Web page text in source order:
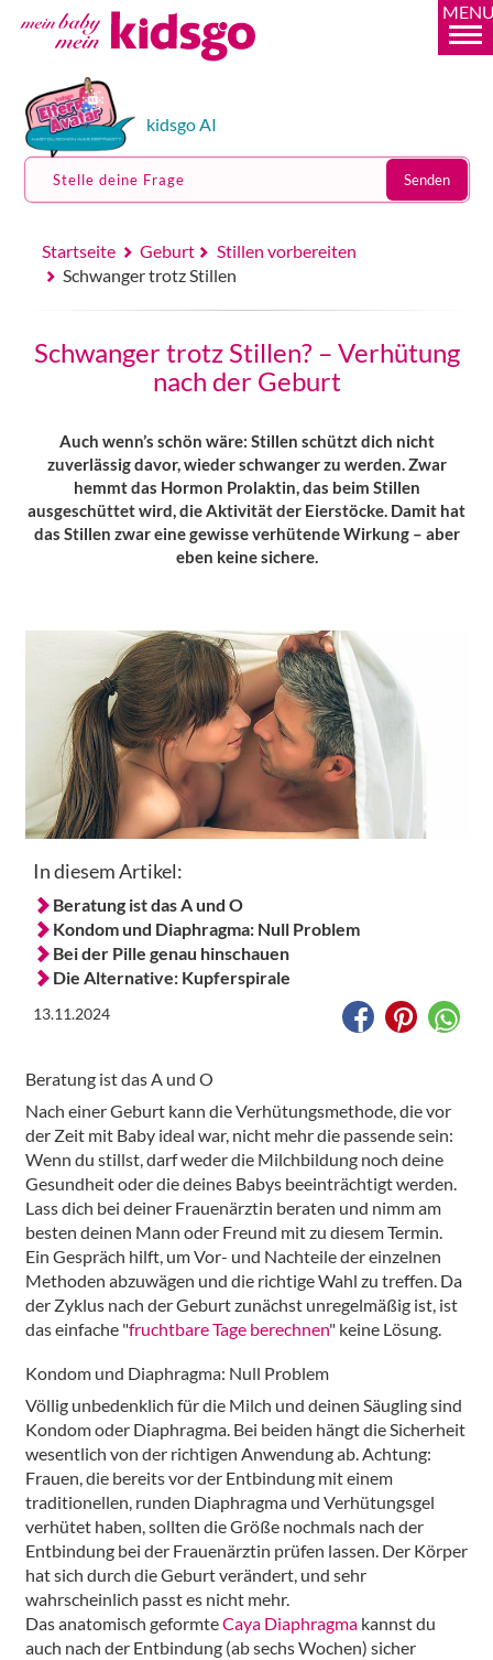
kidsgo AI
Stelle deine Frage Senden
Startseite Geburt
Stillen vorbereiten
Schwanger trotz Stillen
Schwanger trotz Stillen? – Verhütung
nach der Geburt
Auch wenn’s schön wäre: Stillen schützt dich nicht
zuverlässig davor, wieder schwanger zu werden. Zwar
hemmt das Hormon Prolaktin, das beim Stillen
ausgeschüttet wird, die Aktivität der Eierstöcke. Damit hat
das Stillen zwar eine gewisse verhütende Wirkung – aber
eben keine sichere.
In diesem Artikel:
Beratung ist das A und O
Kondom und Diaphragma: Null Problem
Bei der Pille genau hinschauen
Die Alternative: Kupferspirale
13.11.2024
Beratung ist das A und O
Nach einer Geburt kann die Verhütungsmethode, die vor
der Zeit mit Baby ideal war, nicht mehr die passende sein:
Wenn du stillst, darf weder die Milchbildung noch deine
Gesundheit oder die deines Babys beeinträchtigt werden.
Lass dich bei deiner Frauenärztin beraten und nimm am
besten deinen Mann oder Freund mit zu diesem Termin.
Ein Gespräch hilft, um Vor- und Nachteile der einzelnen
Methoden abzuwägen und die richtige Wahl zu treffen. Da
der Zyklus nach der Geburt zunächst unregelmäßig ist, ist
das einfache "fruchtbare Tage berechnen" keine Lösung.
Kondom und Diaphragma: Null Problem
Völlig unbedenklich für die Milch und deinen Säugling sind
Kondom oder Diaphragma. Bei beiden hängt die Sicherheit
wesentlich von der richtigen Anwendung ab. Achtung:
Frauen, die bereits vor der Entbindung mit einem
traditionellen, runden Diaphragma und Verhütungsgel
verhütet haben, sollten die Größe nochmals nach der
Entbindung bei der Frauenärztin prüfen lassen. Der Körper
hat sich durch die Geburt verändert, und sehr
wahrscheinlich passt es nicht mehr.
Das anatomisch geformteCaya Diaphragmakannst du
auch nach der Entbindung (ab sechs Wochen) sicher